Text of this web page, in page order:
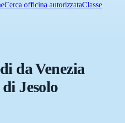
Cerca officina autorizzataClasse
da Venezia
Jesolo